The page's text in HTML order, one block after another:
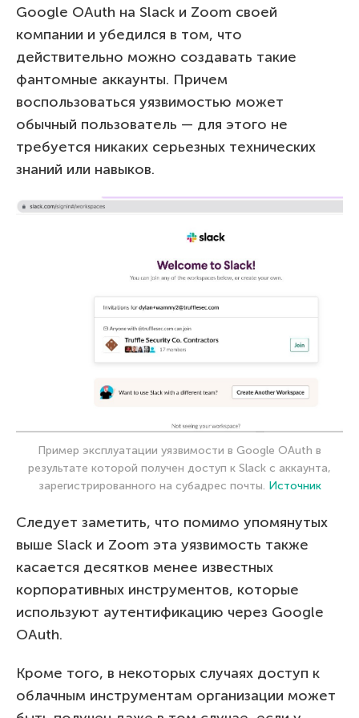
Google OAuth на Slack и Zoom своей
компании и убедился в том, что
действительно можно создавать такие
фантомные аккаунты. Причем
воспользоваться уязвимостью может
обычный пользователь — для этого не
требуется никаких серьезных технических
знаний или навыков.
Пример эксплуатации уязвимости в Google OAuth в
результате которой получен доступ к Slack с аккаунта,
зарегистрированного на субадрес почты. Источник
Следует заметить, что помимо упомянутых
выше Slack и Zoom эта уязвимость также
касается десятков менее известных
корпоративных инструментов, которые
используют аутентификацию через Google
OAuth.
Кроме того, в некоторых случаях доступ к
облачным инструментам организации может